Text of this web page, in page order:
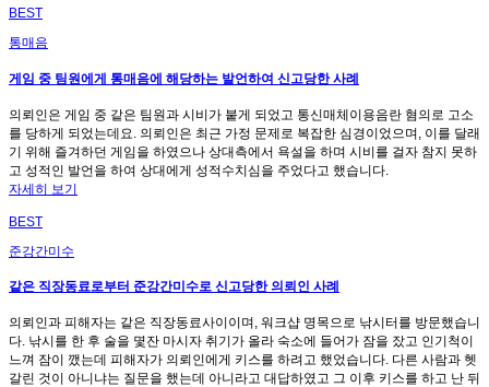
BEST
통매음
게임 중 팀원에게 통매음에 해당하는 발언하여 신고당한 사례
의뢰인은 게임 중 같은 팀원과 시비가 붙게 되었고 통신매체이용음란 혐의로 고소
를 당하게 되었는데요. 의뢰인은 최근 가정 문제로 복잡한 심경이었으며, 이를 달래
기 위해 즐겨하던 게임을 하였으나 상대측에서 욕설을 하며 시비를 걸자 참지 못하
고 성적인 발언을 하여 상대에게 성적수치심을 주었다고 했습니다.
자세히 보기
BEST
준강간미수
같은 직장동료로부터 준강간미수로 신고당한 의뢰인 사례
의뢰인과 피해자는 같은 직장동료사이이며, 워크샵 명목으로 낚시터를 방문했습니
다. 낚시를 한 후 술을 몇잔 마시자 취기가 올라 숙소에 들어가 잠을 잤고 인기척이
느껴 잠이 깼는데 피해자가 의뢰인에게 키스를 하려고 했었습니다. 다른 사람과 헷
갈린 것이 아니냐는 질문을 했는데 아니라고 대답하였고 그 이후 키스를 하고 난 뒤